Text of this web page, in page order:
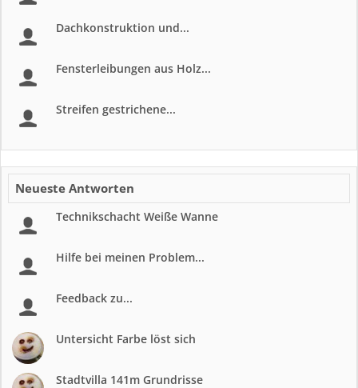
Dachkonstruktion und...
Fensterleibungen aus Holz...
Streifen gestrichene...
Neueste Antworten
Technikschacht Weiße Wanne
Hilfe bei meinen Problem...
Feedback zu...
Untersicht Farbe löst sich
Stadtvilla 141m Grundrisse